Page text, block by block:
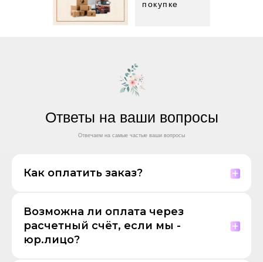
покупке
Ответы на ваши вопросы
Отвечаем на самые частые ваши вопросы
Как оплатить заказ?
Возможна ли оплата через
расчетный счёт, если мы -
юр.лицо?